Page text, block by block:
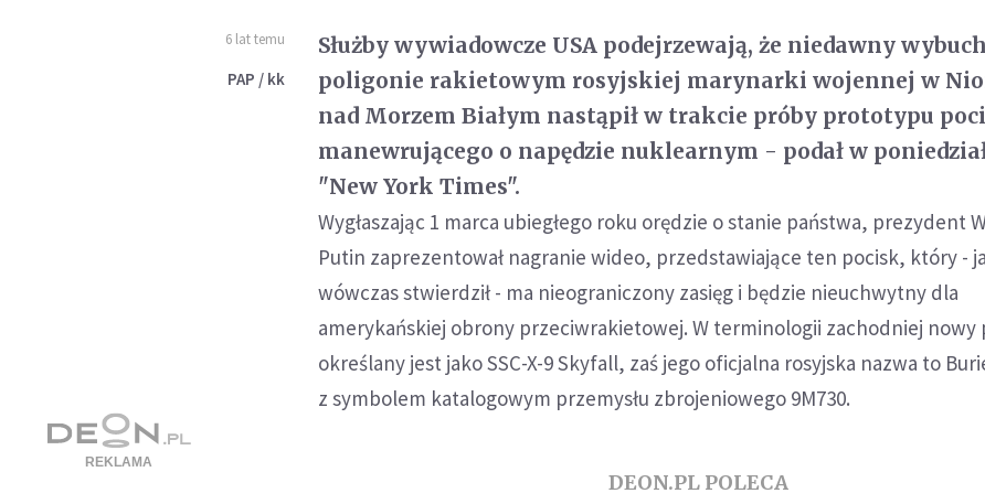
6 lat temu
PAP / kk
Służby wywiadowcze USA podejrzewają, że niedawny
poligonie rakietowym rosyjskiej marynarki wojennej w
nad Morzem Białym nastąpił w trakcie próby prototypu
manewrującego o napędzie nuklearnym - podał w
"New York Times".
Wygłaszając 1 marca ubiegłego roku orędzie o stanie państwa, prezydent
Putin zaprezentował nagranie wideo, przedstawiające ten pocisk, który -
wówczas stwierdził - ma nieograniczony zasięg i będzie nieuchwytny dla
amerykańskiej obrony przeciwrakietowej. W terminologii zachodniej nowy
określany jest jako SSC-X-9 Skyfall, zaś jego oficjalna rosyjska nazwa to
z symbolem katalogowym przemysłu zbrojeniowego 9M730.
DEON.PL POLECA